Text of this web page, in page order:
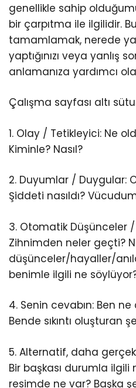
genellikle sahip
bir çarpıtma ile ilgilidir.
tamamlamak, nerede
yaptığınızı veya yanlış
anlamanıza yardımcı
Çalışma sayfası altı
1. Olay / Tetikleyici: Ne
Kiminle? Nasıl?
2. Duyumlar / Duygular:
Şiddeti nasıldı?
3. Otomatik Düşünceler
Zihnimden neler geçti?
düşünceler/hayaller/
benimle ilgili ne
4. Senin cevabın: Ben
Bende sıkıntı oluşturan
5. Alternatif, daha
Bir başkası durumla ilgili
resimde ne var? Başka